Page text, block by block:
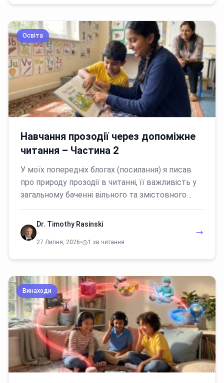
Освіта
Навчання прозодії через допоміжне
читання – Частина 2
У моїх попередніх блогах (посилання) я писав
про природу прозодії в читанні, її важливість у
загальному баченні вільного та змістовного…
Dr. Timothy Rasinski
27 Липня, 2026• 1 хв читання
Винаходи